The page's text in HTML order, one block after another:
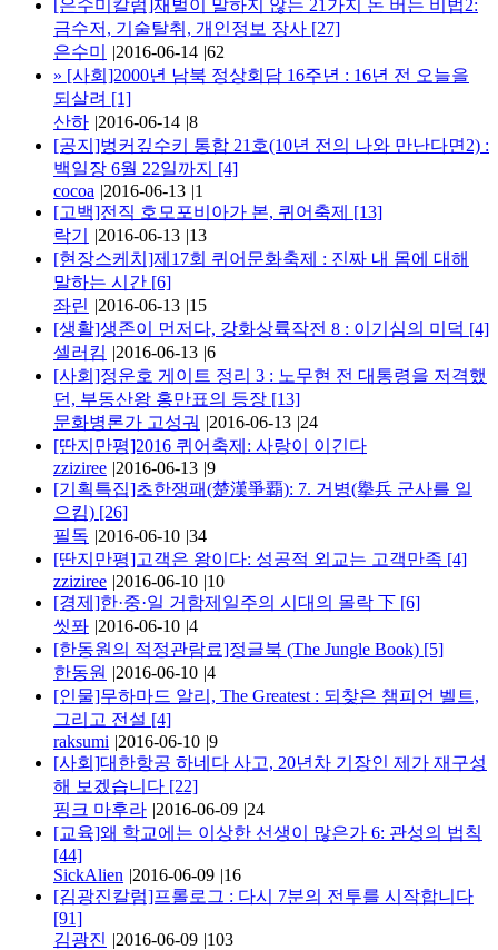
[은수미칼럼]재벌이 말하지 않는 21가지 돈 버는 비법2:
금수저, 기술탈취, 개인정보 장사 [27]
은수미
|2016-06-14 |62
» [사회]2000년 남북 정상회담 16주년 : 16년 전 오늘을
되살려 [1]
산하 |2016-06-14 |8
[공지]벙커깊수키 통합 21호(10년 전의 나와 만난다면2) :
백일장 6월 22일까지 [4]
cocoa |2016-06-13 |1
[고백]전직 호모포비아가 본, 퀴어축제 [13]
락기
|2016-06-13 |13
[현장스케치]제17회 퀴어문화축제 : 진짜 내 몸에 대해
말하는 시간 [6]
좌린 |2016-06-13 |15
[생활]생존이 먼저다, 강화상륙작전 8 : 이기심의 미덕 [4]
셀러킴 |2016-06-13 |6
[사회]정운호 게이트 정리 3 : 노무현 전 대통령을 저격했
던, 부동산왕 홍만표의 등장 [13]
문화병론가 고성궈 |2016-06-13 |24
[딴지만평]2016 퀴어축제: 사랑이 이긴다
zziziree |2016-06-13 |9
[기획특집]초한쟁패(楚漢爭覇): 7. 거병(擧兵 군사를 일
으킴) [26]
필독 |2016-06-10 |34
[딴지만평]고객은 왕이다: 성공적 외교는 고객만족 [4]
zziziree |2016-06-10 |10
[경제]한·중·일 거함제일주의 시대의 몰락 下 [6]
씻퐈 |2016-06-10 |4
[한동원의 적정관람료]정글북 (The Jungle Book) [5]
한동원 |2016-06-10 |4
[인물]무하마드 알리, The Greatest : 되찾은 챔피언 벨트,
그리고 전설 [4]
raksumi |2016-06-10 |9
[사회]대한항공 하네다 사고, 20년차 기장인 제가 재구성
해 보겠습니다 [22]
핑크 마후라 |2016-06-09 |24
[교육]왜 학교에는 이상한 선생이 많은가 6: 관성의 법칙
[44]
SickAlien |2016-06-09 |16
[김광진칼럼]프롤로그 : 다시 7분의 전투를 시작합니다
[91]
김광진 |2016-06-09 |103